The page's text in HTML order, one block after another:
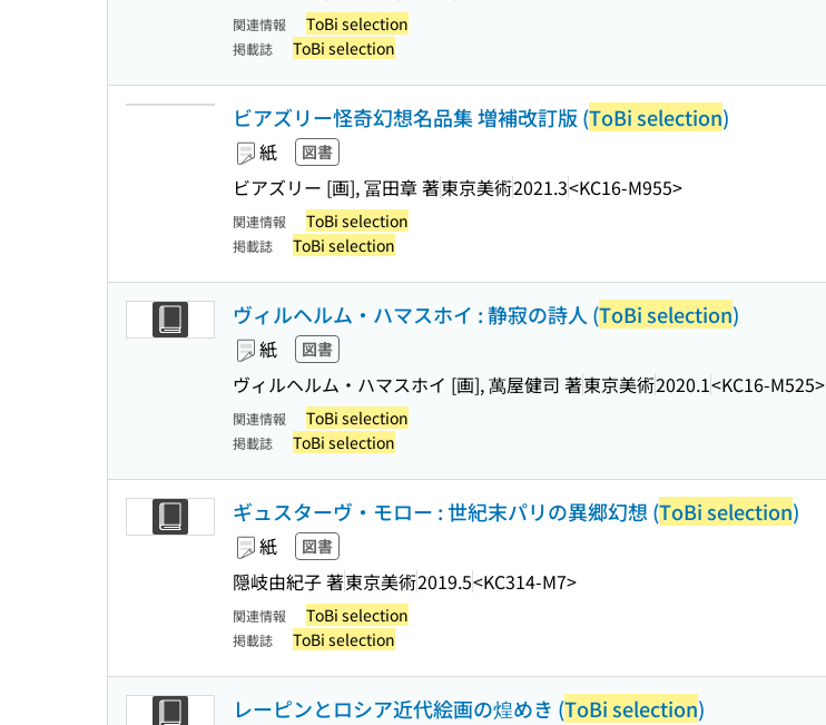
関連情報 ToBi selection
掲載誌 ToBi selection
ビアズリー怪奇幻想名品集 増補改訂版 (ToBi selection)
紙 図書
ビアズリー [画], 冨田章 著東京美術2021.3<KC16-M955>
関連情報 ToBi selection
掲載誌 ToBi selection
ヴィルヘルム・ハマスホイ : 静寂の詩人 (ToBi selection)
紙 図書
ヴィルヘルム・ハマスホイ [画], 萬屋健司 著東京美術2020.1<KC16-M525>
関連情報 ToBi selection
掲載誌 ToBi selection
ギュスターヴ・モロー : 世紀末パリの異郷幻想 (ToBi selection)
紙 図書
隠岐由紀子 著東京美術2019.5<KC314-M7>
関連情報 ToBi selection
掲載誌 ToBi selection
レーピンとロシア近代絵画の煌めき (ToBi selection)